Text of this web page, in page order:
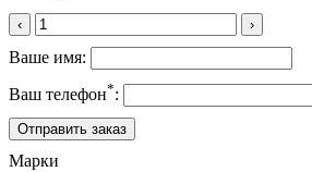
‹ ›
Ваше имя:
Ваш телефон*:
Марки